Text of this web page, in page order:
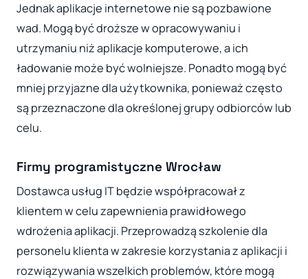
Jednak aplikacje internetowe nie są pozbawione
wad. Mogą być droższe w opracowywaniu i
utrzymaniu niż aplikacje komputerowe, a ich
ładowanie może być wolniejsze. Ponadto mogą być
mniej przyjazne dla użytkownika, ponieważ często
są przeznaczone dla określonej grupy odbiorców lub
celu.
Firmy programistyczne Wrocław
Dostawca usług IT będzie współpracował z
klientem w celu zapewnienia prawidłowego
wdrożenia aplikacji. Przeprowadzą szkolenie dla
personelu klienta w zakresie korzystania z aplikacji i
rozwiązywania wszelkich problemów, które mogą